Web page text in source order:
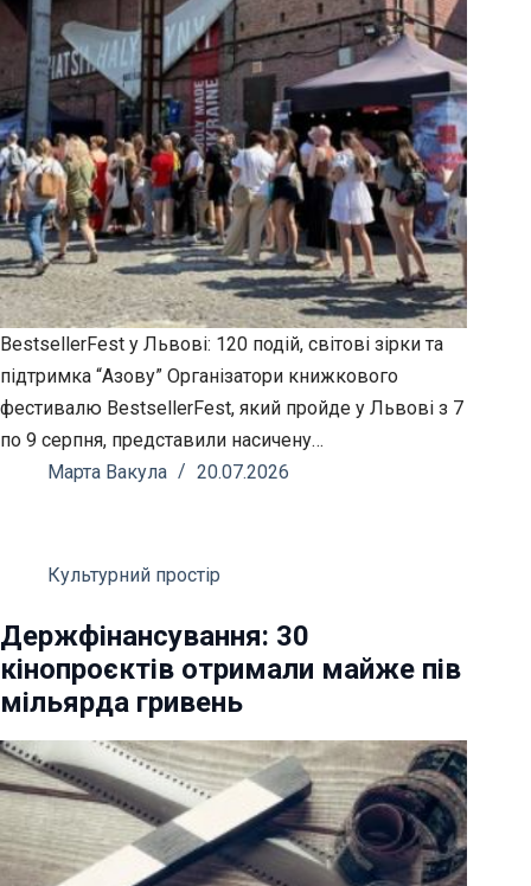
BestsellerFest у Львові: 120 подій, світові зірки та
підтримка “Азову” Організатори книжкового
фестивалю BestsellerFest, який пройде у Львові з 7
по 9 серпня, представили насичену…
Марта Вакула
20.07.2026
Культурний простір
Держфінансування: 30
кінопроєктів отримали майже пів
мільярда гривень